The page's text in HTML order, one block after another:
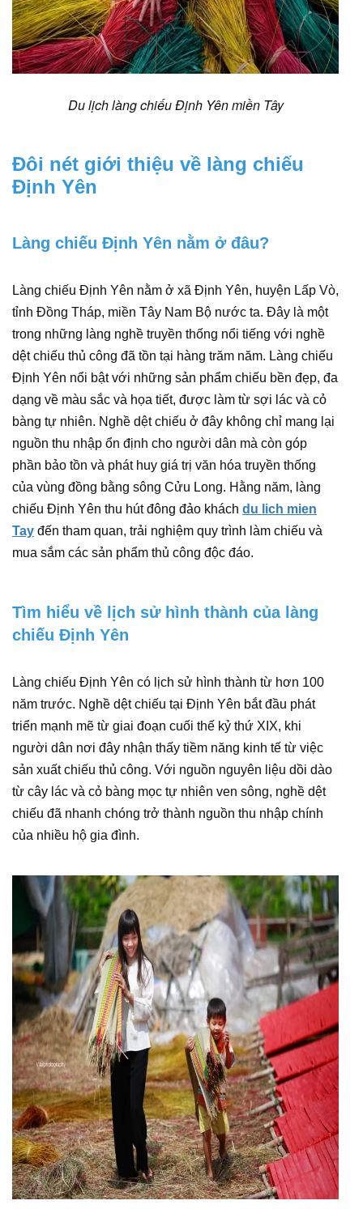
Du lịch làng chiếu Định Yên miền Tây
Đôi nét giới thiệu về làng chiếu
Định Yên
Làng chiếu Định Yên nằm ở đâu?
Làng chiếu Định Yên nằm ở xã Định Yên, huyện Lấp Vò,
tỉnh Đồng Tháp, miền Tây Nam Bộ nước ta. Đây là một
trong những làng nghề truyền thống nổi tiếng với nghề
dệt chiếu thủ công đã tồn tại hàng trăm năm. Làng chiếu
Định Yên nổi bật với những sản phẩm chiếu bền đẹp, đa
dạng về màu sắc và họa tiết, được làm từ sợi lác và cỏ
bàng tự nhiên. Nghề dệt chiếu ở đây không chỉ mang lại
nguồn thu nhập ổn định cho người dân mà còn góp
phần bảo tồn và phát huy giá trị văn hóa truyền thống
của vùng đồng bằng sông Cửu Long. Hằng năm, làng
chiếu Định Yên thu hút đông đảo khách du lich mien
Tay đến tham quan, trải nghiệm quy trình làm chiếu và
mua sắm các sản phẩm thủ công độc đáo.
Tìm hiểu về lịch sử hình thành của làng
chiếu Định Yên
Làng chiếu Định Yên có lịch sử hình thành từ hơn 100
năm trước. Nghề dệt chiếu tại Định Yên bắt đầu phát
triển mạnh mẽ từ giai đoạn cuối thế kỷ thứ XIX, khi
người dân nơi đây nhận thấy tiềm năng kinh tế từ việc
sản xuất chiếu thủ công. Với nguồn nguyên liệu dồi dào
từ cây lác và cỏ bàng mọc tự nhiên ven sông, nghề dệt
chiếu đã nhanh chóng trở thành nguồn thu nhập chính
của nhiều hộ gia đình.